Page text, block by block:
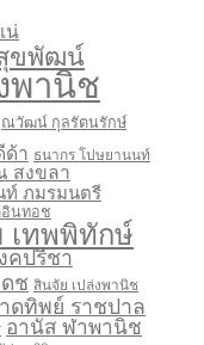
น่
ขพัฒน์
พานิช
ณวัฒน์ กุลรัตนรักษ์
ด้า ธนากร โปษยานนท์
สงขลา
ท์ ภมรมนตรี
นทอช
เทพพิทักษ์
คปรีชา
ช สินจัย เปล่งพานิช
ดทิพย์ ราชปาล
อานัส ฬาพานิช